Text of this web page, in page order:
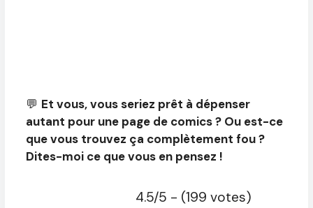
💬 Et vous, vous seriez prêt à dépenser
autant pour une page de comics ? Ou est-ce
que vous trouvez ça complètement fou ?
Dites-moi ce que vous en pensez !
4.5/5 - (199 votes)